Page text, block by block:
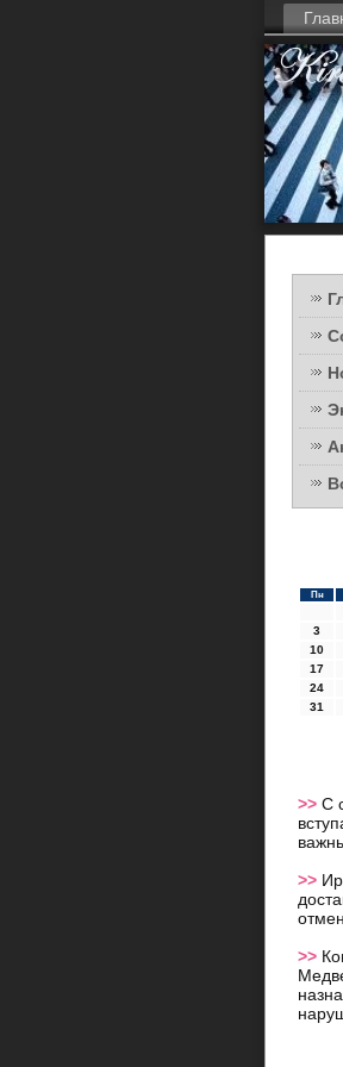
Пн
3
10
17
24
31
>> С
>>
>>